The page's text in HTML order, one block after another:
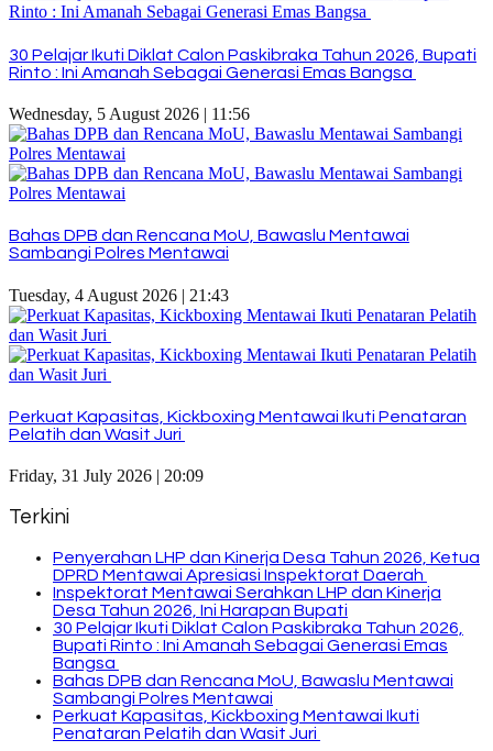
30 Pelajar Ikuti Diklat Calon Paskibraka Tahun 2026, Bupati
Rinto : Ini Amanah Sebagai Generasi Emas Bangsa
Wednesday, 5 August 2026 | 11:56
Bahas DPB dan Rencana MoU, Bawaslu Mentawai
Sambangi Polres Mentawai
Tuesday, 4 August 2026 | 21:43
Perkuat Kapasitas, Kickboxing Mentawai Ikuti Penataran
Pelatih dan Wasit Juri
Friday, 31 July 2026 | 20:09
Terkini
Penyerahan LHP dan Kinerja Desa Tahun 2026, Ketua
DPRD Mentawai Apresiasi Inspektorat Daerah
Inspektorat Mentawai Serahkan LHP dan Kinerja
Desa Tahun 2026, Ini Harapan Bupati
30 Pelajar Ikuti Diklat Calon Paskibraka Tahun 2026,
Bupati Rinto : Ini Amanah Sebagai Generasi Emas
Bangsa
Bahas DPB dan Rencana MoU, Bawaslu Mentawai
Sambangi Polres Mentawai
Perkuat Kapasitas, Kickboxing Mentawai Ikuti
Penataran Pelatih dan Wasit Juri